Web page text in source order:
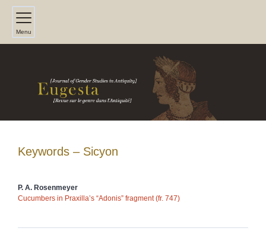
Menu
Keywords – Sicyon
P. A. Rosenmeyer
Cucumbers in Praxilla’s “Adonis” fragment (fr. 747)